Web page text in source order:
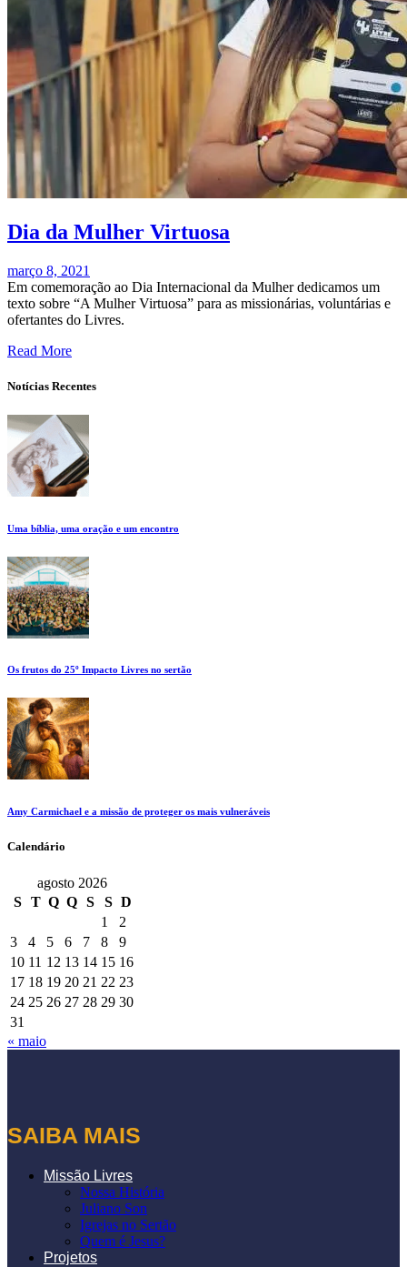
Dia da Mulher Virtuosa
março 8, 2021
Em comemoração ao Dia Internacional da Mulher dedicamos um
texto sobre “A Mulher Virtuosa” para as missionárias, voluntárias e
ofertantes do Livres.
Read More
Notícias Recentes
Uma bíblia, uma oração e um encontro
Os frutos do 25º Impacto Livres no sertão
Amy Carmichael e a missão de proteger os mais vulneráveis
Calendário
agosto 2026
S
T Q Q S S D
1
2
3
4 5 6 7 8
9
10 11 12 13 14 15 16
17 18 19 20 21 22 23
24 25 26 27 28 29 30
31
« maio
SAIBA MAIS
Missão Livres
Nossa História
Juliano Son
Igrejas no Sertão
Quem é Jesus?
Projetos